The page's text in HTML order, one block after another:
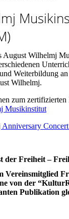
August Wilhelmj
Weiterbildung
Wilhelmj.
zum
Musikinstitut
der Freiheit –
Vereinsmitglied
von der
Publikation